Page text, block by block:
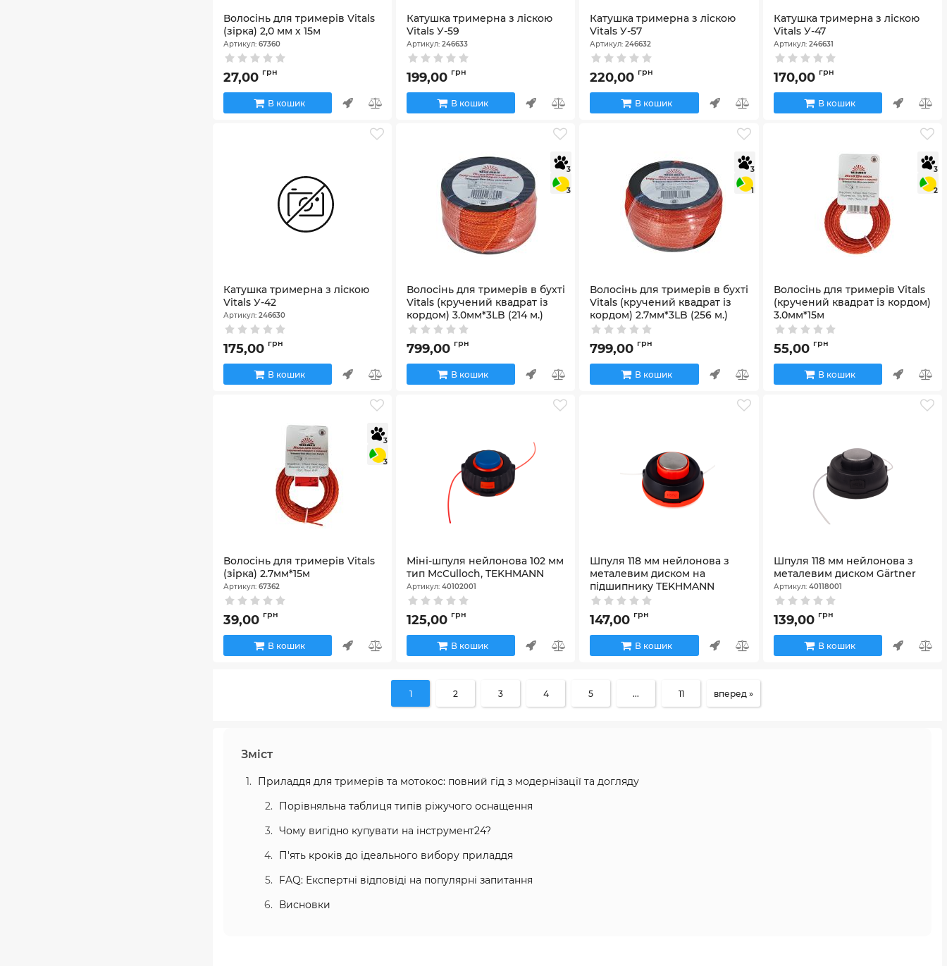
Волосінь для тримерів Vitals
(зірка) 2,0 мм х 15м
Артикул: 67360
27,00 грн
В кошик
Катушка тримерна з ліскою
Vitals У-59
Артикул:246633
199,00 грн
В кошик
Катушка тримерна з ліскою
Vitals У-57
Артикул:246632
220,00 грн
В кошик
Катушка тримерна з ліскою
Vitals У-47
Артикул: 246631
170,00 грн
В кошик
Катушка тримерна з ліскою
Vitals У-42
Артикул: 246630
175,00 грн
В кошик
3
3
Волосінь для тримерів в бухті
Vitals (кручений квадрат із
кордом) 3.0мм*3LB (214 м.)
Артикул:67389
799,00 грн
В кошик
3
1
Волосінь для тримерів в бухті
Vitals (кручений квадрат із
кордом) 2.7мм*3LB (256 м.)
Артикул:67388
799,00 грн
В кошик
3
2
Волосінь для тримерів Vitals
(кручений квадрат із кордом)
3.0мм*15м
Артикул:67370
55,00 грн
В кошик
3
3
Волосінь для тримерів Vitals
(зiрка) 2.7мм*15м
Артикул: 67362
39,00 грн
В кошик
Міні-шпуля нейлонова 102 мм
тип McCulloch, TEKHMANN
Артикул:40102001
125,00 грн
В кошик
Шпуля 118 мм нейлонова з
металевим диском на
підшипнику TEKHMANN
Артикул:40118002
147,00 грн
В кошик
Шпуля 118 мм нейлонова з
металевим диском Gärtner
Артикул: 40118001
139,00 грн
В кошик
1 2 3 4 5 ... 11 вперед »
Зміст
Приладдя для тримерів та мотокос: повний гід з модернізації та догляду
Порівняльна таблиця типів ріжучого оснащення
Чому вигідно купувати на інструмент24?
П'ять кроків до ідеального вибору приладдя
FAQ: Експертні відповіді на популярні запитання
Висновки